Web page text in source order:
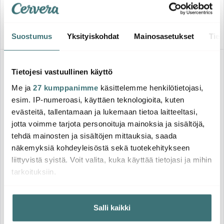
Suostumus Yksityiskohdat Mainosasetukset
Tietojesi vastuullinen käyttö
Me ja 27 kumppanimme käsittelemme henkilötietojasi,
esim. IP-numeroasi, käyttäen teknologioita, kuten
evästeitä, tallentamaan ja lukemaan tietoa laitteeltasi,
jotta voimme tarjota personoituja mainoksia ja sisältöjä,
tehdä mainosten ja sisältöjen mittauksia, saada
näkemyksiä kohdeyleisöstä sekä tuotekehitykseen
liittyvistä syistä. Voit valita, kuka käyttää tietojasi ja mihin
tarkoituksiin.
Jos sallit, haluamme myös tehdä seuraavia:
Kerätä tietoja maantieteellisestä sijainnistasi,
mahdollisesti muutaman metrin tarkkuudella
Salli kaikki
Saatavilla Muutama jäljellä
Amefa
Felicity Aterimet 24 osaa
Ruostumaton teräs
Dorre